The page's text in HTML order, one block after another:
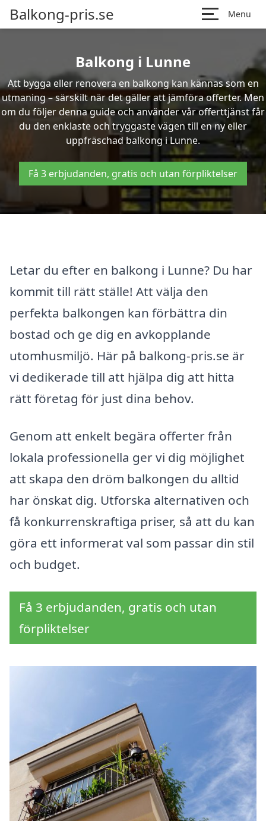
Balkong-pris.se Menu
Balkong i Lunne
Att bygga eller renovera en balkong kan kännas som en
utmaning – särskilt när det gäller att jämföra offerter. Men
om du följer denna guide och använder vår offerttjänst får
du den enklaste och tryggaste vägen till en ny eller
uppfräschad balkong i Lunne.
Få 3 erbjudanden, gratis och utan förpliktelser
Letar du efter en balkong i Lunne? Du har
kommit till rätt ställe! Att välja den
perfekta balkongen kan förbättra din
bostad och ge dig en avkopplande
utomhusmiljö. Här på balkong-pris.se är
vi dedikerade till att hjälpa dig att hitta
rätt företag för just dina behov.
Genom att enkelt begära offerter från
lokala professionella ger vi dig möjlighet
att skapa den dröm balkongen du alltid
har önskat dig. Utforska alternativen och
få konkurrenskraftiga priser, så att du kan
göra ett informerat val som passar din stil
och budget.
Få 3 erbjudanden, gratis och utan
förpliktelser